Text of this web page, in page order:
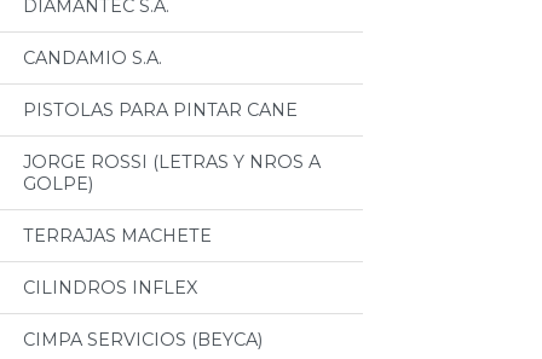
DIAMANTEC S.A.
CANDAMIO S.A.
PISTOLAS PARA PINTAR CANE
JORGE ROSSI (LETRAS Y NROS A
GOLPE)
TERRAJAS MACHETE
CILINDROS INFLEX
CIMPA SERVICIOS (BEYCA)